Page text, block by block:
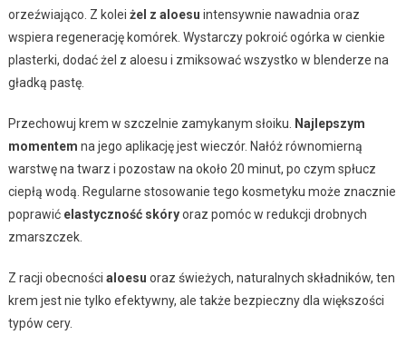
orzeźwiająco. Z kolei żel z aloesu intensywnie nawadnia oraz
wspiera regenerację komórek. Wystarczy pokroić ogórka w cienkie
plasterki, dodać żel z aloesu i zmiksować wszystko w blenderze na
gładką pastę.
Przechowuj krem w szczelnie zamykanym słoiku.
Najlepszym
momentem na jego aplikację jest wieczór. Nałóż równomierną
warstwę na twarz i pozostaw na około 20 minut, po czym spłucz
ciepłą wodą. Regularne stosowanie tego kosmetyku może znacznie
poprawić elastyczność skóryoraz pomóc w redukcji drobnych
zmarszczek.
Z racji obecności aloesu oraz świeżych, naturalnych składników, ten
krem jest nie tylko efektywny, ale także bezpieczny dla większości
typów cery.